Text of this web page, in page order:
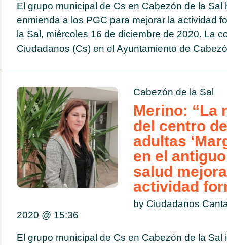
El grupo municipal de Cs en Cabezón de la Sal
enmienda a los PGC para mejorar la
la Sal, miércoles 16 de diciembre de 2020. La
Ciudadanos (Cs) en el Ayuntamiento de
Cabezón de la Sal
Merino: “La
del centro
adultas
en el
salud
actividad
by Ciudadanos
2020 @ 15:36
El grupo municipal de Cs en Cabezón de la Sal